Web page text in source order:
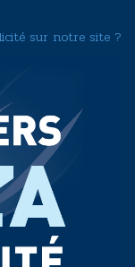
sur notre site ?